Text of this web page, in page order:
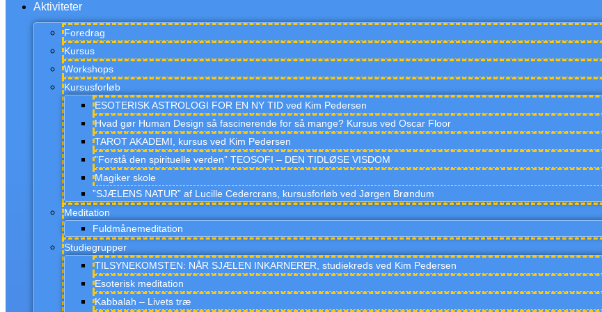
Aktiviteter
Foredrag
Kursus
Workshops
Kursusforløb
ESOTERISK ASTROLOGI FOR EN NY TID ved Kim Pedersen
Hvad gør Human Design så fascinerende for så mange? Kursus ved Oscar Floor
TAROT AKADEMI, kursus ved Kim Pedersen
”Forstå den spirituelle verden” TEOSOFI – DEN TIDLØSE VISDOM
Magiker skole
”SJÆLENS NATUR” af Lucille Cedercrans, kursusforløb ved Jørgen Brøndum
Meditation
Fuldmånemeditation
Studiegrupper
TILSYNEKOMSTEN: NÅR SJÆLEN INKARNERER, studiekreds ved Kim Pedersen
Esoterisk meditation
Kabbalah – Livets træ